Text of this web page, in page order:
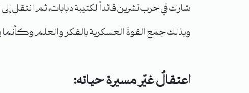
شارك في حرب تشرين قائداً لكتيبة دبابات، ثم انتقل إلى
وبذلك جمع القوةَ العسكرية بالفكر والعلم
اعتقالٌ غيّر مسيرة حياته: